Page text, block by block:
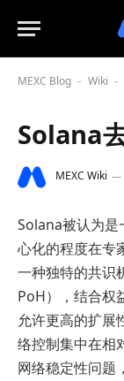
MEXC Blog - Wiki -
Solana
MEXC Wiki
Solana被认为是
心化的程度在专
一种独特的共识
PoH），结合权
允许更高的扩展
络控制集中在相
网络稳定性问题